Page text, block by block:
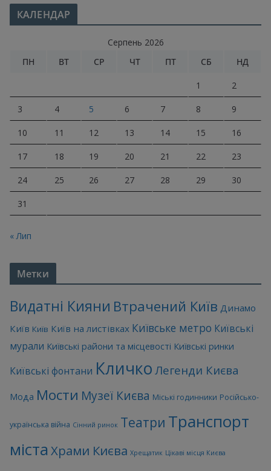
КАЛЕНДАР
Серпень 2026
ПН
ВТ СР ЧТ ПТ СБ НД
1 2
3 4 5 6 7 8 9
10 11 12 13 14 15 16
17 18 19 20 21 22 23
24 25 26 27 28 29 30
31
« Лип
Метки
Видатні Кияни Втрачений Київ Динамо
Київ Київ Київ на листівках Київське метро Київські
мурали Київські райони та місцевості Київські ринки
Київські фонтани Кличко Легенди Києва
Мода Мости Музеї Києва Міські годинники Російсько-
українська війна Сінний ринок Театри Транспорт
міста Храми Києва Хрещатик Цікаві місця Києва